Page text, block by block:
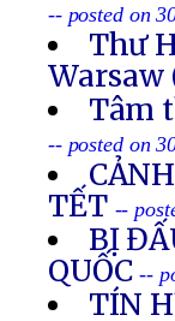
-- posted on
Thư
Tâm
-- posted on
TẾT --
BỊ
QUỐC --
TÍN